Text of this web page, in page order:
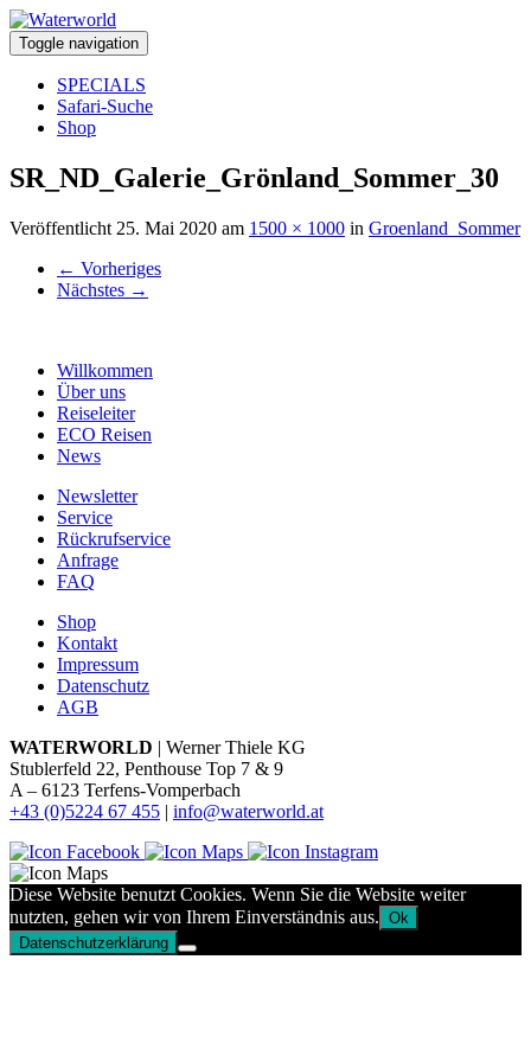
Toggle navigation
SPECIALS
Safari-Suche
Shop
SR_ND_Galerie_Grönland_Sommer_30
Veröffentlicht 25. Mai 2020 am 1500 × 1000 in Groenland_Sommer
← Vorheriges
Nächstes →
Willkommen
Über uns
Reiseleiter
ECO Reisen
News
Newsletter
Service
Rückrufservice
Anfrage
FAQ
Shop
Kontakt
Impressum
Datenschutz
AGB
WATERWORLD | Werner Thiele KG
Stublerfeld 22, Penthouse Top 7 & 9
A – 6123 Terfens-Vomperbach
+43 (0)5224 67 455 | info@waterworld.at
Diese Website benutzt Cookies. Wenn Sie die Website weiter
nutzten, gehen wir von Ihrem Einverständnis aus. Ok
Datenschutzerklärung